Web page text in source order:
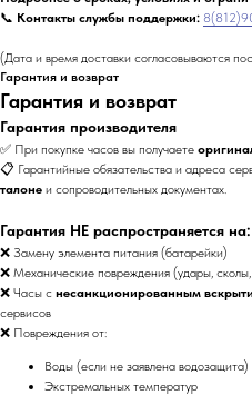
📞 Контакты службы поддержки:
(Дата и время доставки согласовываются
Гарантия и возврат
Гарантия и возврат
Гарантия производителя
✅ При покупке часов вы получаете
📋 Гарантийные обязательства и адреса
талоне и сопроводительных документах.
Гарантия НЕ распространяется на:
❌ Замену элемента питания (батарейки)
❌ Механические повреждения (удары,
❌ Часы с несанкционированным
сервисов
❌ Повреждения от:
Воды (если не заявлена водозащита)
Экстремальных температур